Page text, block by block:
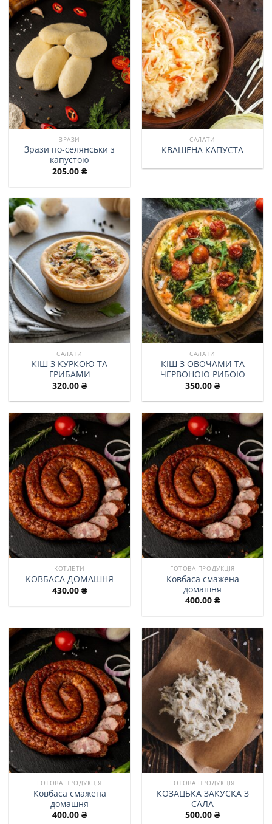
ЗРАЗИ
Зрази по-селянськи з
капустою
205.00 ₴
САЛАТИ
КВАШЕНА КАПУСТА
САЛАТИ
КІШ З КУРКОЮ ТА
ГРИБАМИ
320.00 ₴
САЛАТИ
КІШ З ОВОЧАМИ ТА
ЧЕРВОНОЮ РИБОЮ
350.00 ₴
КОТЛЕТИ
КОВБАСА ДОМАШНЯ
430.00 ₴
ГОТОВА ПРОДУКЦІЯ
Ковбаса смажена
домашня
400.00 ₴
ГОТОВА ПРОДУКЦІЯ
Ковбаса смажена
домашня
400.00 ₴
ГОТОВА ПРОДУКЦІЯ
КОЗАЦЬКА ЗАКУСКА З
САЛА
500.00 ₴